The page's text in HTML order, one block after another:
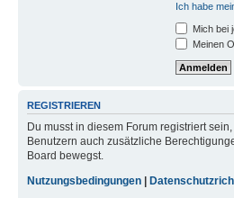
Ich habe
Mich bei
Meinen
REGISTRIEREN
Du musst in diesem Forum registriert
Benutzern auch zusätzliche
Board bewegst.
Nutzungsbedingungen |